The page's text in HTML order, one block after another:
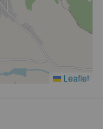
Leaflet